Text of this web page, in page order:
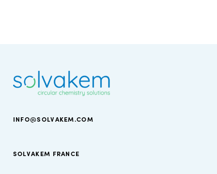
INFO@SOLVAKEM.COM
SOLVAKEM FRANCE